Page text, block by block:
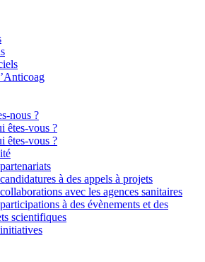
nous ?
êtes-vous ?
êtes-vous ?
à des appels à projets
avec les agences sanitaires
à des évènements et des
scientifiques